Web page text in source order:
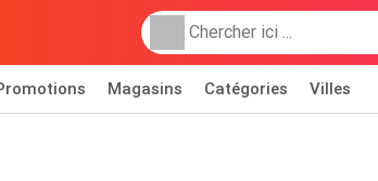
Magasins Catégories Villes